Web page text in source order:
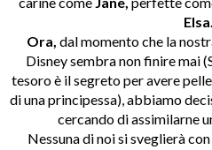
Elsa.
Ora, dal momento che la
Disney sembra non finire mai
tesoro è il segreto per avere
di una principessa), abbiamo
cercando di assimilarne
Nessuna di noi si sveglierà